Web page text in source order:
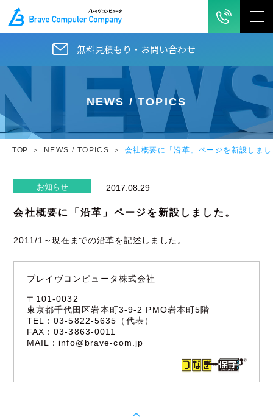
無料見積もり・お問い合わせ
NEWS / TOPICS
TOP NEWS / TOPICS 会社概要に「沿革」ページを新設しま
お知らせ 2017.08.29
会社概要に「沿革」ページを新設しました。
2011/1～現在までの沿革を記述しました。
ブレイヴコンピュータ株式会社
〒101-0032
東京都千代田区岩本町3-9-2 PMO岩本町5階
TEL：03-5822-5635（代表）
FAX：03-3863-0011
MAIL： info@brave-com.jp